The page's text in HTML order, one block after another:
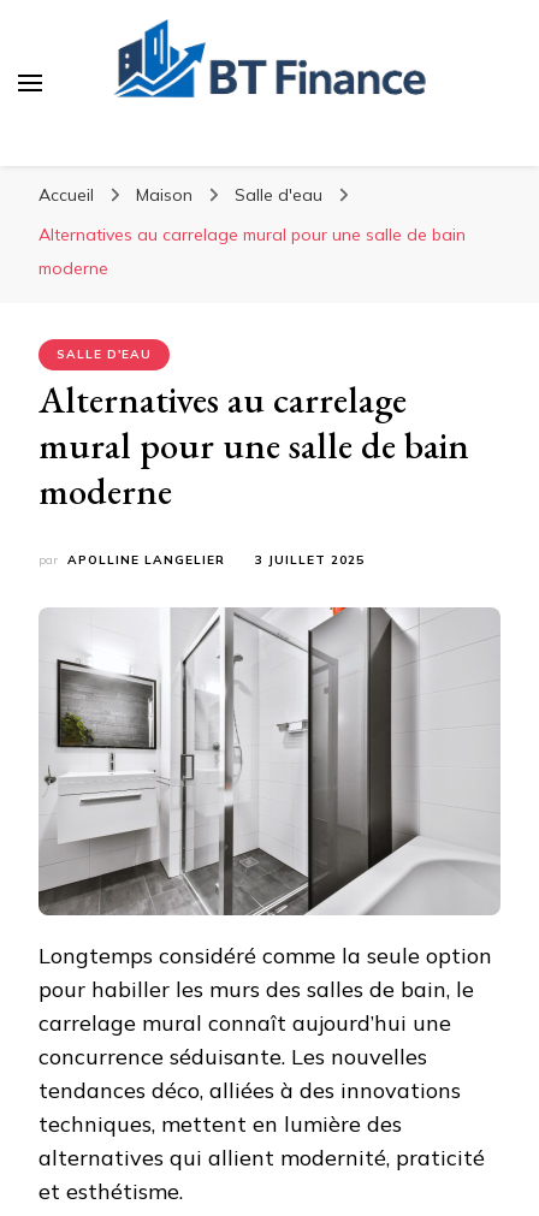
Accueil Maison
Salle d'eau
Alternatives au carrelage mural pour une salle de bain
moderne
SALLE D'EAU
Alternatives au carrelage
mural pour une salle de bain
moderne
par APOLLINE LANGELIER 3 JUILLET 2025
Longtemps considéré comme la seule option
pour habiller les murs des salles de bain, le
carrelage mural connaît aujourd’hui une
concurrence séduisante. Les nouvelles
tendances déco, alliées à des innovations
techniques, mettent en lumière des
alternatives qui allient modernité, praticité
et esthétisme.